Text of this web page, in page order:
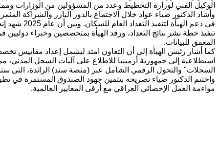
الوكيل الفني لوزارة التخطيط وعدد من المسؤولين من الوزارات
وأشاد الدكتور ضياء عواد خلال الاجتماع بالدور البارز والشراكة
في دعم
تنفيذ خطة نشر نتائج التعداد، ورفد الهيأة بمتخصصين وخبراء دوليين
المعمق للبيانات.
كما أشار رئيس الهيأة إلى أن التعاون امتد ليشمل إعداد مقاييس
استطلاعية إلى جمهورية أرمينيا للاطلاع على آليات السجل المدني،
السجلات" والتحول الرقمي الشامل عبر (منصة سند) الرائدة، التي
واختتم الدكتور ضياء تصريحه بتثمين جهود الصندوق المستمرة في
مواءمة العمل الإحصائي العراقي مع أرقى المعايير العالمية.